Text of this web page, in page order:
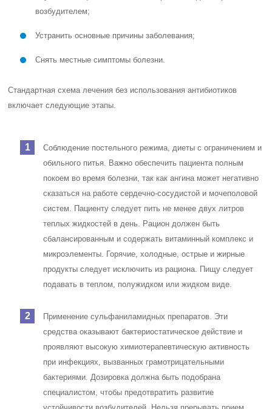
возбудителем;
Устранить основные причины заболевания;
Снять местные симптомы болезни.
Стандартная схема лечения без использования антибиотиков
включает следующие этапы.
Соблюдение постельного режима, диеты с ограничением и
обильного питья. Важно обеспечить пациента полным
покоем во время болезни, так как ангина может негативно
сказаться на работе сердечно-сосудистой и мочеполовой
систем. Пациенту следует пить не менее двух литров
теплых жидкостей в день. Рацион должен быть
сбалансированным и содержать витаминный комплекс и
микроэлементы. Горячие, холодные, острые и жирные
продукты следует исключить из рациона. Пищу следует
подавать в теплом, полужидком или жидком виде.
Применение сульфаниламидных препаратов. Эти
средства оказывают бактериостатическое действие и
проявляют высокую химиотерапевтическую активность
при инфекциях, вызванных грамотрицательными
бактериями. Дозировка должна быть подобрана
специалистом, чтобы предотвратить развитие